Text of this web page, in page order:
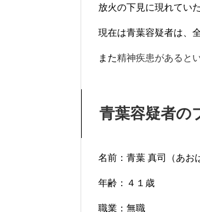
放火の下見に現れてい
現在は青葉容疑者は、
また精神疾患があると
青葉容疑者の
名前：青葉 真司（あお
年齢：４１歳
職業：無職